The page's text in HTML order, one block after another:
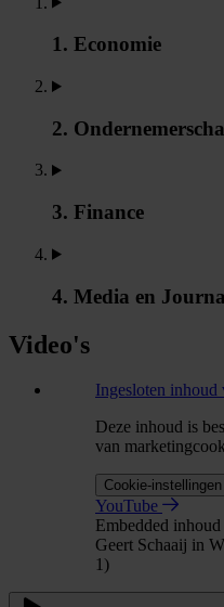
1. Economie
2.
3. Finance
4. Media en
Video's
Ingesloten inhoud
Deze inhoud is
van
Cookie-
YouTube
Embedded
Geert Schaaij in
1)